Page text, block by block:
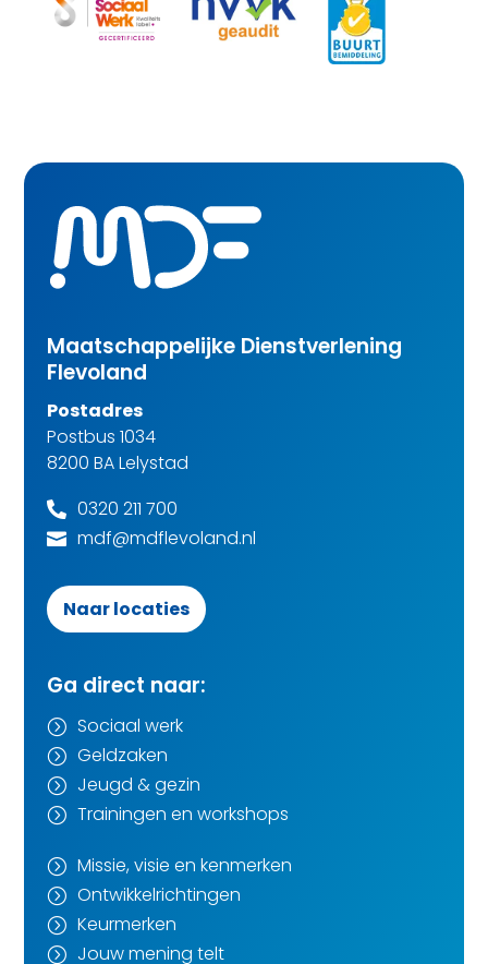
Maatschappelijke Dienstverlening
Flevoland
Postadres
Postbus 1034
8200 BA Lelystad
 0320 211 700
 mdf@mdflevoland.nl
Naar locaties
Ga direct naar:
= Sociaal werk
= Geldzaken
= Jeugd & gezin
= Trainingen en workshops
= Missie, visie en kenmerken
= Ontwikkelrichtingen
= Keurmerken
= Jouw mening telt